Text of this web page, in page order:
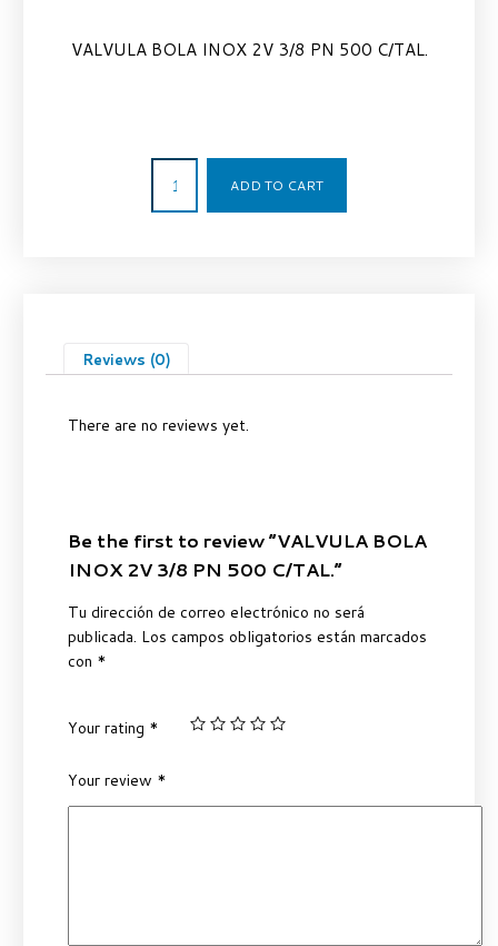
VALVULA BOLA INOX 2V 3/8 PN 500 C/TAL.
ADD TO CART
Reviews (0)
There are no reviews yet.
Be the first to review “VALVULA BOLA
INOX 2V 3/8 PN 500 C/TAL.”
Tu dirección de correo electrónico no será
publicada. Los campos obligatorios están marcados
con *
Your rating *
Your review *